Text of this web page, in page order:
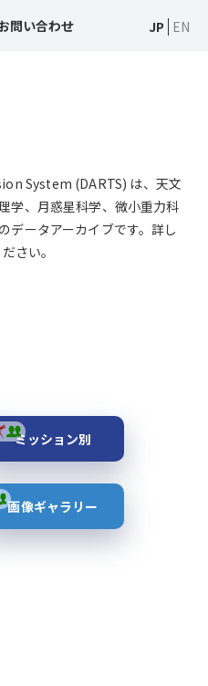
問い合わせ JP EN
System (DARTS) は、天文
学、月惑星科学、微小重力科
データアーカイブです。詳し
さい。
ミッション別
画像ギャラリー